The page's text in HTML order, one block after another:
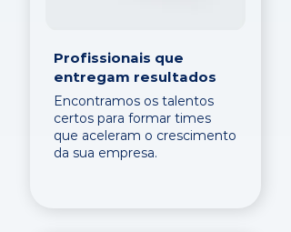
Profissionais que
entregam resultados
Encontramos os talentos
certos para formar times
que aceleram o crescimento
da sua empresa.